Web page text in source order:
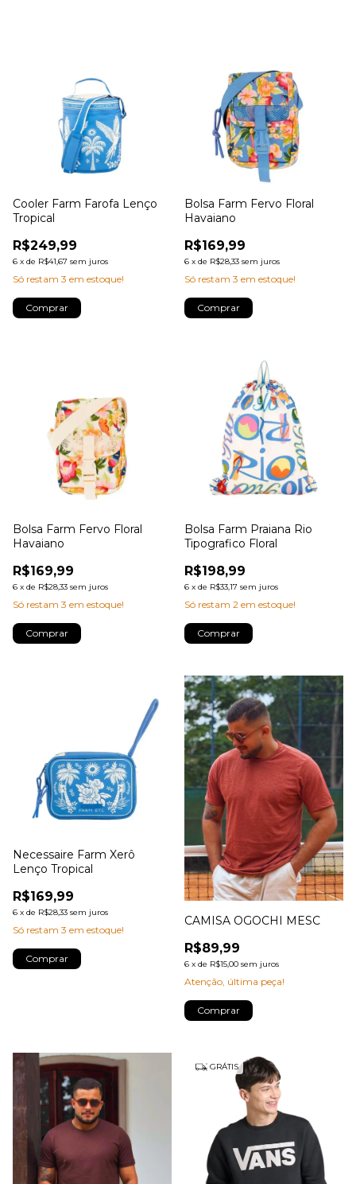
Cooler Farm Farofa Lenço
Tropical
R$249,99
6 x de R$41,67 sem juros
Só restam 3 em estoque!
Bolsa Farm Fervo Floral
Havaiano
R$169,99
6 x de R$28,33 sem juros
Só restam 3 em estoque!
Bolsa Farm Fervo Floral
Havaiano
R$169,99
6 x de R$28,33 sem juros
Só restam 3 em estoque!
Bolsa Farm Praiana Rio
Tipografico Floral
R$198,99
6 x de R$33,17 sem juros
Só restam 2 em estoque!
Necessaire Farm Xerô
Lenço Tropical
R$169,99
6 x de R$28,33 sem juros
Só restam 3 em estoque!
CAMISA OGOCHI MESC
R$89,99
6 x de R$15,00 sem juros
Atenção, última peça!
Comprar
GRÁTIS